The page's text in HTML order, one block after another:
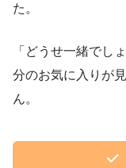
た。
「どうせ一緒でし
分のお気に入りが
ん。